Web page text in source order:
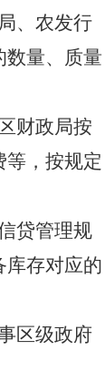
、农发行
数量、质量
财政局按
等，按规定
贷管理规
库存对应的
区级政府